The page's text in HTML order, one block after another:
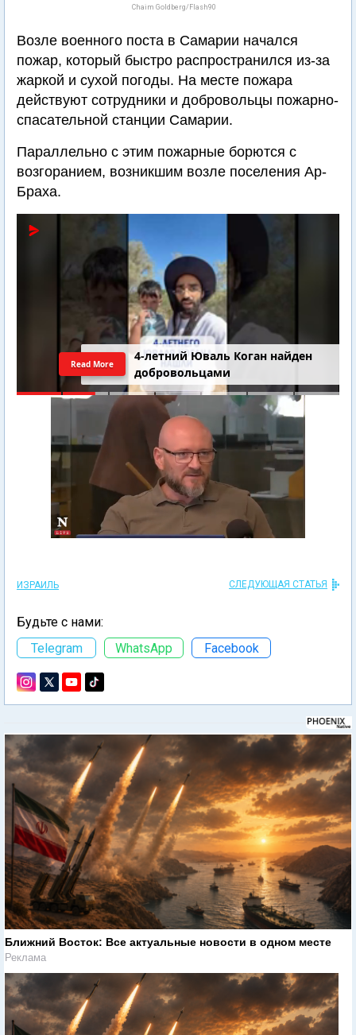
Chaim Goldberg/Flash90
Возле военного поста в Самарии начался
пожар, который быстро распространился из-за
жаркой и сухой погоды. На месте пожара
действуют сотрудники и добровольцы пожарно-
спасательной станции Самарии.
Параллельно с этим пожарные борются с
возгоранием, возникшим возле поселения Ар-
Браха.
4-летний Юваль Коган найден
добровольцами
Read More
ИЗРАИЛЬ СЛЕДУЮЩАЯ СТАТЬЯ
Будьте с нами:
Telegram
WhatsApp Facebook
Ближний Восток: Все актуальные новости в одном месте
Реклама